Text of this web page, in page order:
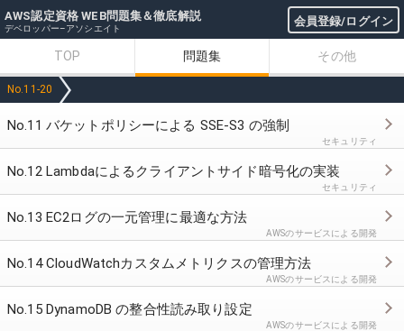
AWS認定資格 WEB問題集＆徹底解説 会員登録/ログイン
デベロッパー–アソシエイト
TOP 問題集 その他
No.11-20
No.11 バケットポリシーによる SSE-S3 の強制
セキュリティ
No.12 Lambdaによるクライアントサイド暗号化の実装
セキュリティ
No.13 EC2ログの一元管理に最適な方法
AWSのサービスによる開発
No.14 CloudWatchカスタムメトリクスの管理方法
AWSのサービスによる開発
No.15 DynamoDB の整合性読み取り設定
AWSのサービスによる開発